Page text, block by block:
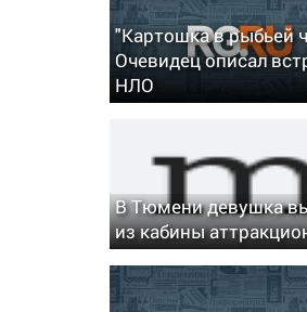
"Картошка в рыбьей
Очевидец описал
НЛО
В Тюмени девушка
из кабины